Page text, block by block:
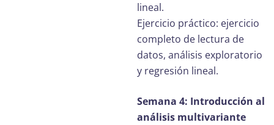
lineal.
Ejercicio práctico: ejercicio
completo de lectura de
datos, análisis exploratorio
y regresión lineal.
Semana 4: Introducción al
análisis multivariante